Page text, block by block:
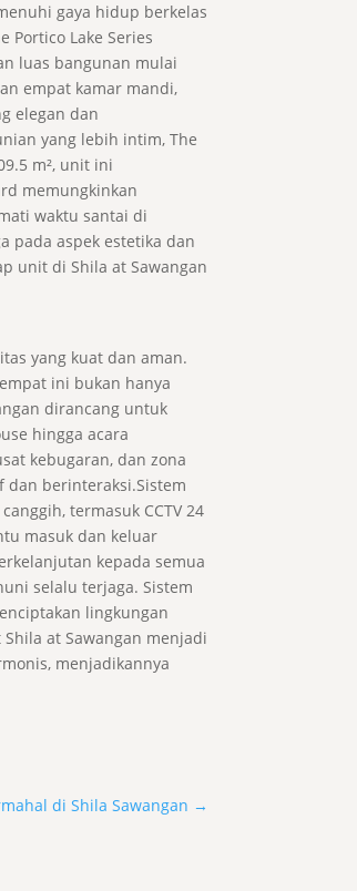
gaya hidup berkelas
Portico Lake Series
luas bangunan mulai
empat kamar mandi,
elegan dan
yang lebih intim, The
m², unit ini
memungkinkan
waktu santai di
pada aspek estetika dan
unit di Shila at Sawangan
yang kuat dan aman.
ini bukan hanya
dirancang untuk
hingga acara
kebugaran, dan zona
berinteraksi.Sistem
termasuk CCTV 24
masuk dan keluar
kepada semua
selalu terjaga. Sistem
lingkungan
at Sawangan menjadi
menjadikannya
di Shila Sawangan →